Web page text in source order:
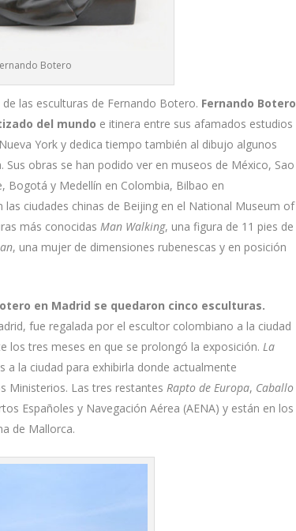
Botero
las esculturas de Fernando Botero. Fernando Botero
del mundo e itinera entre sus afamados estudios
York y dedica tiempo también al dibujo algunos
obras se han podido ver en museos de México, Sao
Bogotá y Medellín en Colombia, Bilbao en
ciudades chinas de Beijing en el National Museum of
más conocidas Man Walking, una figura de 11 pies de
, una mujer de dimensiones rubenescas y en posición
en Madrid se quedaron cinco esculturas.
fue regalada por el escultor colombiano a la ciudad
los tres meses en que se prolongó la exposición.La
la ciudad para exhibirla donde actualmente
Ministerios. Las tres restantesRapto de Europa, Caballo
Españoles y Navegación Aérea (AENA) y están en los
de Mallorca.